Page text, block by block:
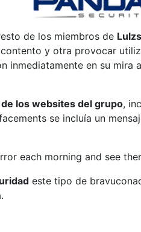
de los miembros de
y otra provocar
en su
los websites del grupo,
se incluía un
each morning and see
este tipo de